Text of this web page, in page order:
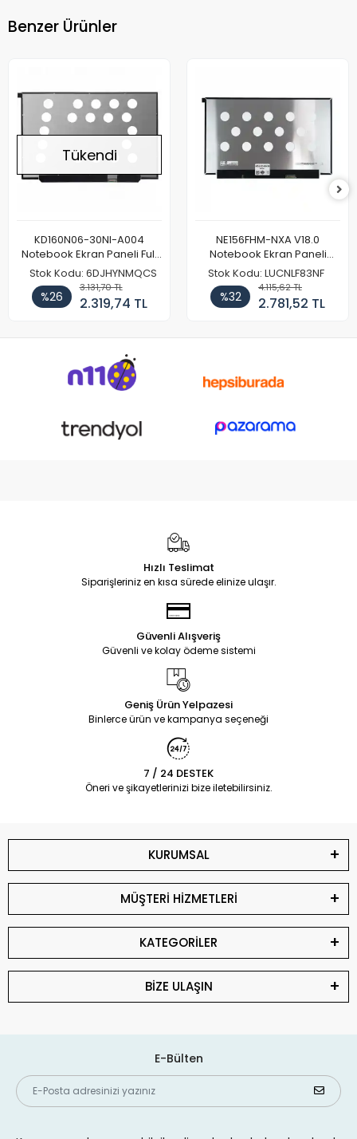
Benzer Ürünler
Tükendi
KD160N06-30NI-A004
Notebook Ekran Paneli Full
HD
Stok Kodu: 6DJHYNMQCS
%26
3.131,70 TL
2.319,74 TL
NE156FHM-NXA V18.0
Notebook Ekran Paneli
144Hz
Stok Kodu: LUCNLF83NF
%32
4.115,62 TL
2.781,52 TL
Hızlı Teslimat
Siparişleriniz en kısa sürede elinize ulaşır.
Güvenli Alışveriş
Güvenli ve kolay ödeme sistemi
Geniş Ürün Yelpazesi
Binlerce ürün ve kampanya seçeneği
7 / 24 DESTEK
Öneri ve şikayetlerinizi bize iletebilirsiniz.
KURUMSAL
MÜŞTERİ HİZMETLERİ
KATEGORİLER
BİZE ULAŞIN
E-Bülten